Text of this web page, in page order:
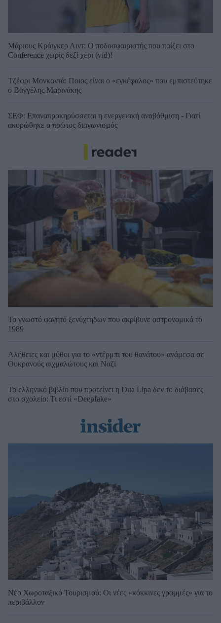
Μάριους Κράιγκερ Λιντ: Ο ποδοσφαιριστής που παίζει στο
Conference χωρίς δεξί χέρι (vid)!
Τζέφρι Μονκαντά: Ποιος είναι ο «εγκέφαλος» που εμπιστεύτηκε
ο Βαγγέλης Μαρινάκης
ΣΕΦ: Επαναπροκηρύσσεται η ενεργειακή αναβάθμιση - Γιατί
ακυρώθηκε ο πρώτος διαγωνισμός
Το γνωστό φαγητό ξενύχτηδων που ακρίβυνε αστρονομικά το
1989
Αλήθειες και μύθοι για το «ντέρμπι του θανάτου» ανάμεσα σε
Ουκρανούς αιχμαλώτους και Ναζί
Το ελληνικό βιβλίο που προτείνει η Dua Lipa δεν το διάβασες
στο σχολείο: Τι εστί «Deepfake»
Νέο Χωροταξικό Τουρισμού: Οι νέες «κόκκινες γραμμές» για το
περιβάλλον